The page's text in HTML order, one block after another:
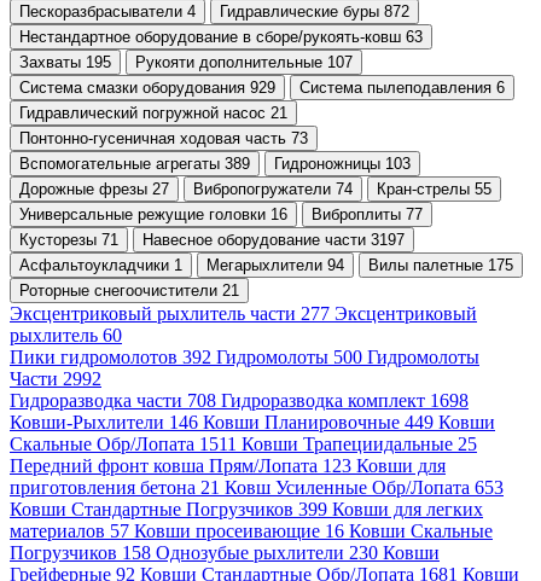
Пескоразбрасыватели 4
Гидравлические буры 872
Нестандартное оборудование в сборе/рукоять-ковш 63
Захваты 195
Рукояти дополнительные 107
Система смазки оборудования 929
Система пылеподавления 6
Гидравлический погружной насос 21
Понтонно-гусеничная ходовая часть 73
Вспомогательные агрегаты 389
Гидроножницы 103
Дорожные фрезы 27
Вибропогружатели 74
Кран-стрелы 55
Универсальные режущие головки 16
Виброплиты 77
Кусторезы 71
Навесное оборудование части 3197
Асфальтоукладчики 1
Мегарыхлители 94
Вилы палетные 175
Роторные снегоочистители 21
Эксцентриковый рыхлитель части 277 Эксцентриковый
рыхлитель 60
Пики гидромолотов 392 Гидромолоты 500 Гидромолоты
Части 2992
Гидроразводка части 708 Гидроразводка комплект 1698
Ковши-Рыхлители 146 Ковши Планировочные 449 Ковши
Скальные Обр/Лопата 1511 Ковши Трапециидальные 25
Передний фронт ковша Прям/Лопата 123 Ковши для
приготовления бетона 21 Ковш Усиленные Обр/Лопата 653
Ковши Стандартные Погрузчиков 399 Ковши для легких
материалов 57 Ковши просеивающие 16 Ковши Скальные
Погрузчиков 158 Однозубые рыхлители 230 Ковши
Грейферные 92 Ковши Стандартные Обр/Лопата 1681 Ковши